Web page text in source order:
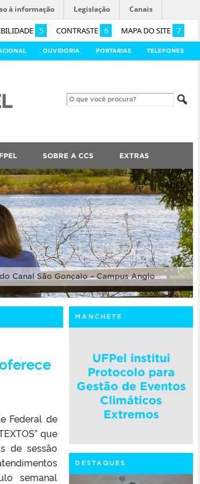
5 CONTRASTE 6 MAPA DO SITE 7
à informação Legislação Canais
OUVIDORIA PORTARIAS TELEFONES
SOBRE A CCS EXTRAS
Canal São Gonçalo – Campus Anglo
Federal de
que
de sessão
semanal
MANCHETE
UFPel institui
Protocolo para
Gestão de Eventos
Climáticos
Extremos
DESTAQUES